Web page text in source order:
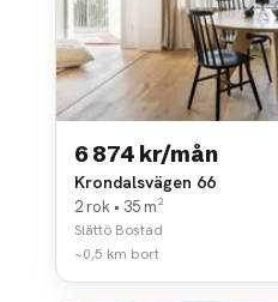
6 874 kr/mån
Krondalsvägen 66
2 rok • 35 m²
Slättö Bostad
~0,5 km bort